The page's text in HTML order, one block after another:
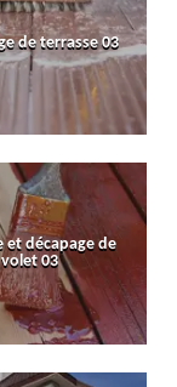
de terrasse 03
et décapage de
volet 03